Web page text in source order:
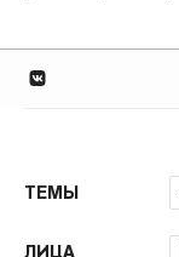
ТЕМЫ
ЛИЦА